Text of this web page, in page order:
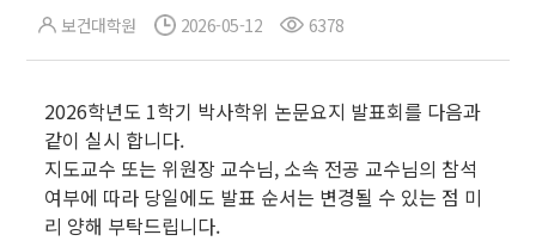
보건대학원 2026-05-12 6378
2026학년도 1학기 박사학위 논문요지 발표회를 다음과
같이 실시 합니다.
지도교수 또는 위원장 교수님, 소속 전공 교수님의 참석
여부에 따라 당일에도 발표 순서는 변경될 수 있는 점 미
리 양해 부탁드립니다.